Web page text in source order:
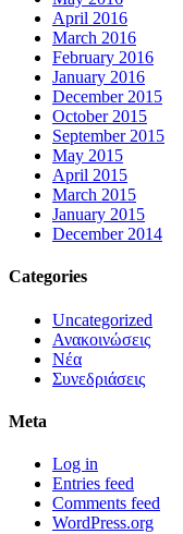
April 2016
March 2016
February 2016
January 2016
December 2015
October 2015
September 2015
May 2015
April 2015
March 2015
January 2015
December 2014
Categories
Uncategorized
Ανακοινώσεις
Νέα
Συνεδριάσεις
Meta
Log in
Entries feed
Comments feed
WordPress.org